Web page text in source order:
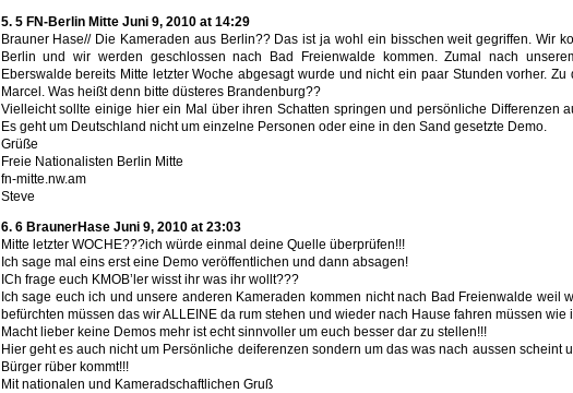
5. 5 FN-Berlin Mitte Juni 9, 2010 at 14:29
Brauner Hase// Die Kameraden aus Berlin?? Das ist ja wohl ein bisschen weit gegriffen. Wir
Berlin und wir werden geschlossen nach Bad Freienwalde kommen. Zumal nach
Eberswalde bereits Mitte letzter Woche abgesagt wurde und nicht ein paar Stunden vorher. Zu
Marcel. Was heißt denn bitte düsteres Brandenburg??
Vielleicht sollte einige hier ein Mal über ihren Schatten springen und persönliche Differenzen
Es geht um Deutschland nicht um einzelne Personen oder eine in den Sand gesetzte Demo.
Grüße
Freie Nationalisten Berlin Mitte
fn-mitte.nw.am
Steve
6. 6 BraunerHase Juni 9, 2010 at 23:03
Mitte letzter WOCHE???ich würde einmal deine Quelle überprüfen!!!
Ich sage mal eins erst eine Demo veröffentlichen und dann absagen!
ICh frage euch KMOB’ler wisst ihr was ihr wollt???
Ich sage euch ich und unsere anderen Kameraden kommen nicht nach Bad Freienwalde weil
befürchten müssen das wir ALLEINE da rum stehen und wieder nach Hause fahren müssen wie
Macht lieber keine Demos mehr ist echt sinnvoller um euch besser dar zu stellen!!!
Hier geht es auch nicht um Persönliche deiferenzen sondern um das was nach aussen scheint
Bürger rüber kommt!!!
Mit nationalen und Kameradschaftlichen Gruß